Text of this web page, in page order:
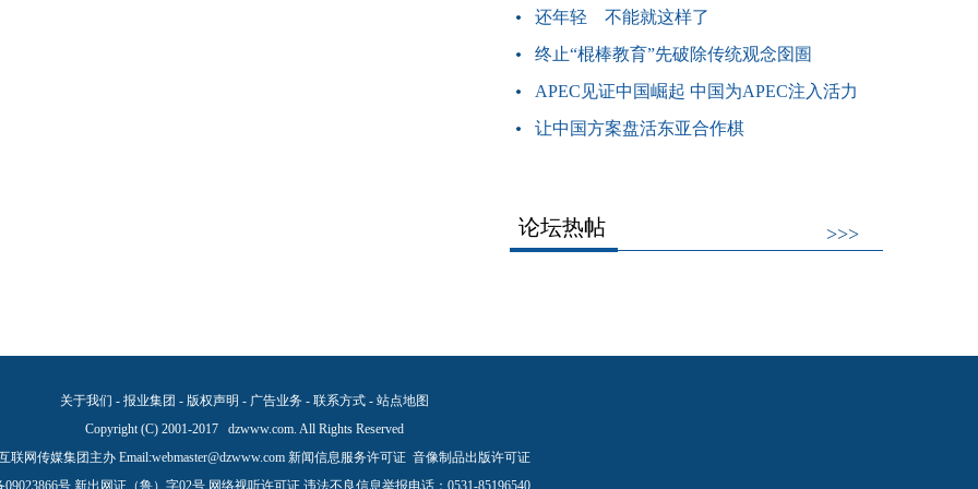
还年轻 不能就这样了
终止“棍棒教育”先破除传统观念囹圄
APEC见证中国崛起 中国为APEC注入活力
让中国方案盘活东亚合作棋
论坛热帖 >>>
关于我们 - 报业集团 - 版权声明 - 广告业务 - 联系方式 - 站点地图
Copyright (C) 2001-2017 dzwww.com. All Rights Reserved
联网传媒集团主办 Email:webmaster@dzwww.com 新闻信息服务许可证 音像制品出版许可证
09023866号 新出网证（鲁）字02号 网络视听许可证 违法不良信息举报电话：0531-85196540